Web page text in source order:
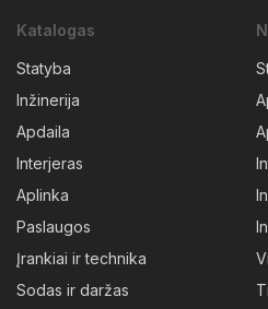
Katalogas
Statyba
Inžinerija
Apdaila
Interjeras
Aplinka
Paslaugos
Įrankiai ir technika
Sodas ir daržas